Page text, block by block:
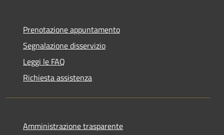
Prenotazione appuntamento
Segnalazione disservizio
Leggi le FAQ
Richiesta assistenza
Amministrazione trasparente